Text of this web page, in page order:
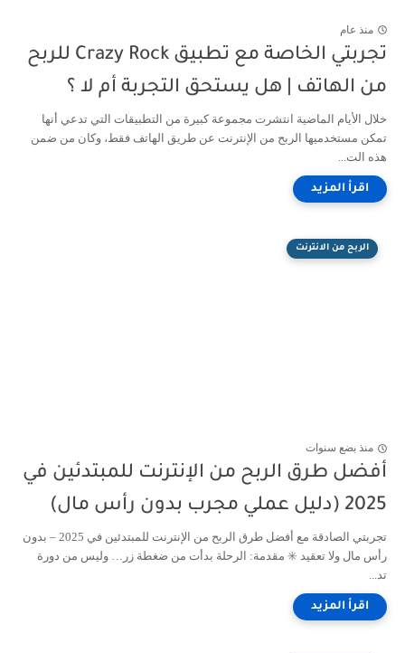
منذ عام
تجربتي الخاصة مع تطبيق Crazy Rock للربح
من الهاتف | هل يستحق التجربة أم لا ؟
خلال الأيام الماضية انتشرت مجموعة كبيرة من التطبيقات التي تدعي أنها
تمكن مستخدميها الربح من الإنترنت عن طريق الهاتف فقط، وكان من ضمن
هذه الت...
الربح من الانترنت
منذ بضع سنوات
أفضل طرق الربح من الإنترنت للمبتدئين في
2025 (دليل عملي مجرب بدون رأس مال)
تجربتي الصادقة مع أفضل طرق الربح من الإنترنت للمبتدئين في 2025 – بدون
رأس مال ولا تعقيد ✳️ مقدمة: الرحلة بدأت من ضغطة زر… وليس من دورة
تد...